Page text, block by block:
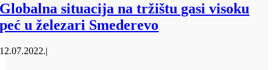
Globalna situacija na tržištu gasi visoku
peć u železari Smederevo
12.07.2022.|